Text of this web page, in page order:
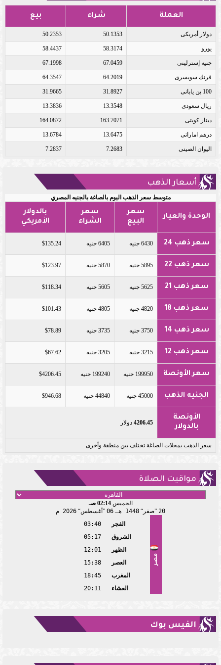
العملة شراء بيع
دولار أمريكى 50.1353
50.2353
يورو 58.3174
58.4437
جنيه إسترلينى 67.0459
67.1998
فرنك سويسرى 64.2019
64.3547
100 ين يابانى 31.8927
31.9665
ريال سعودى 13.3548
13.3836
دينار كويتى 163.7071
164.0872
درهم اماراتى 13.6475
13.6784
اليوان الصينى 7.2683
7.2837
أسعار الذهب
متوسط سعر الذهب اليوم بالصاغة بالجنيه المصري
الوحدة والعيار
سعر
البيع
سعر
الشراء
بالدولار
الأمريكي
سعر ذهب 24 6430 جنيه 6405 جنيه $135.24
سعر ذهب 22 5895 جنيه 5870 جنيه $123.97
سعر ذهب 21 5625 جنيه 5605 جنيه $118.34
سعر ذهب 18 4820 جنيه 4805 جنيه $101.43
سعر ذهب 14 3750 جنيه 3735 جنيه $78.89
سعر ذهب 12 3215 جنيه 3205 جنيه $67.62
سعر الأونصة 199950 جنيه 199240 جنيه $4206.45
الجنيه الذهب 45000 جنيه 44840 جنيه $946.68
الأونصة
بالدولار
4206.45 دولار
سعر الذهب بمحلات الصاغة تختلف بين منطقة وأخرى
مواقيت الصلاة
الخميس02:14 صـ
20
صفر 1448 هـ 06 أغسطس 2026 م
مصر
الفجر
03:40
الشروق
05:17
الظهر
12:01
العصر
15:38
المغرب
18:45
العشاء
20:11
الفيس بوك